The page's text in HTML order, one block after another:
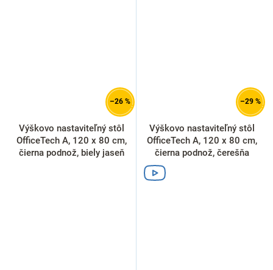
–26 %
Výškovo nastaviteľný stôl
OfficeTech A, 120 x 80 cm,
čierna podnož, biely jaseň
–29 %
Výškovo nastaviteľný stôl
OfficeTech A, 120 x 80 cm,
čierna podnož, čerešňa